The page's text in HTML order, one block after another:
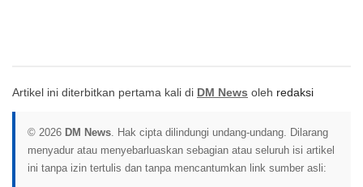
Artikel ini diterbitkan pertama kali di DM News oleh redaksi
© 2026 DM News . Hak cipta dilindungi undang-undang. Dilarang
menyadur atau menyebarluaskan sebagian atau seluruh isi artikel
ini tanpa izin tertulis dan tanpa mencantumkan link sumber asli: